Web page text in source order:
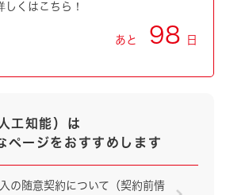
しくはこちら！
あと 98 日
工知能）は
ページをおすすめします
の随意契約について（契約前情